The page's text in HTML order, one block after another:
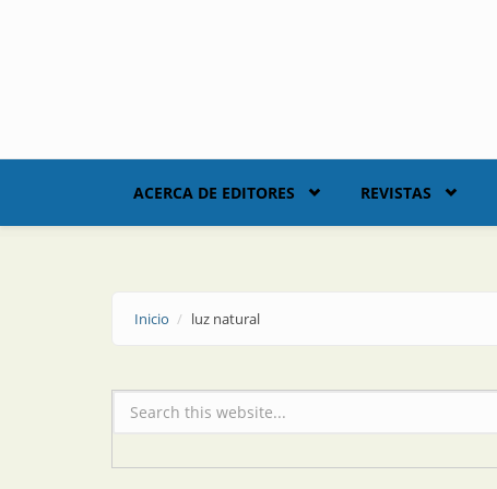
ACERCA DE EDITORES REVISTAS
Inicio luz natural
Formulario de búsqueda